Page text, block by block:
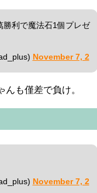
勝利で魔法石1個プレゼ
November 7, 2
も僅差で負け。
November 7, 2